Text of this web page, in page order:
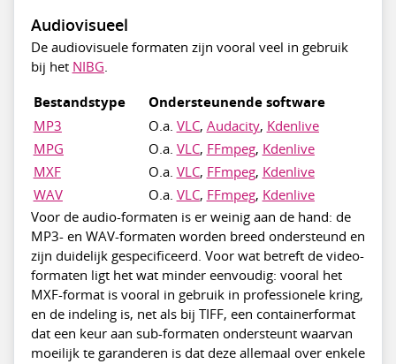
Audiovisueel
De audiovisuele formaten zijn vooral veel in gebruik
bij het NIBG
Bestandstype Ondersteunende software
MP3 O.a. VLC, Audacity, Kdenlive
MPG
O.a. VLC, FFmpeg, Kdenlive
MXF
O.a. VLC, FFmpeg, Kdenlive
WAV
O.a. VLC, FFmpeg, Kdenlive
Voor de audio-formaten is er weinig aan de hand: de
MP3- en WAV-formaten worden breed ondersteund en
zijn duidelijk gespecificeerd. Voor wat betreft de video-
formaten ligt het wat minder eenvoudig: vooral het
MXF-format is vooral in gebruik in professionele kring,
en de indeling is, net als bij TIFF, een containerformat
dat een keur aan sub-formaten ondersteunt waarvan
moeilijk te garanderen is dat deze allemaal over enkele